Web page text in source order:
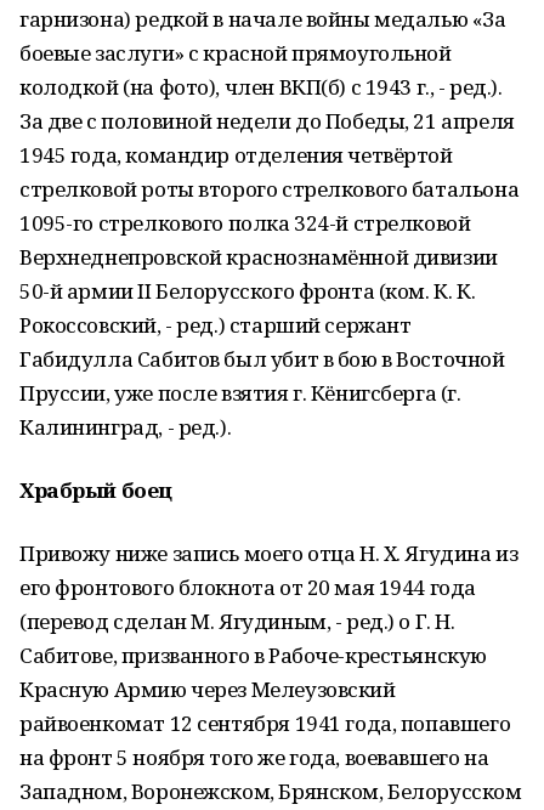
гарнизона) редкой в начале войны медалью «За
боевые заслуги» с красной прямоугольной
колодкой (на фото), член ВКП(б) с 1943 г., - ред.).
За две с половиной недели до Победы, 21 апреля
1945 года, командир отделения четвёртой
стрелковой роты второго стрелкового батальона
1095-го стрелкового полка 324-й стрелковой
Верхнеднепровской краснознамённой дивизии
50-й армии II Белорусского фронта (ком. К. К.
Рокоссовский, - ред.) старший сержант
Габидулла Сабитов был убит в бою в Восточной
Пруссии, уже после взятия г. Кёнигсберга (г.
Калининград, - ред.).
Храбрый боец
Привожу ниже запись моего отца Н. Х. Ягудина из
его фронтового блокнота от 20 мая 1944 года
(перевод сделан М. Ягудиным, - ред.) о Г. Н.
Сабитове, призванного в Рабоче-крестьянскую
Красную Армию через Мелеузовский
райвоенкомат 12 сентября 1941 года, попавшего
на фронт 5 ноября того же года, воевавшего на
Западном, Воронежском, Брянском, Белорусском